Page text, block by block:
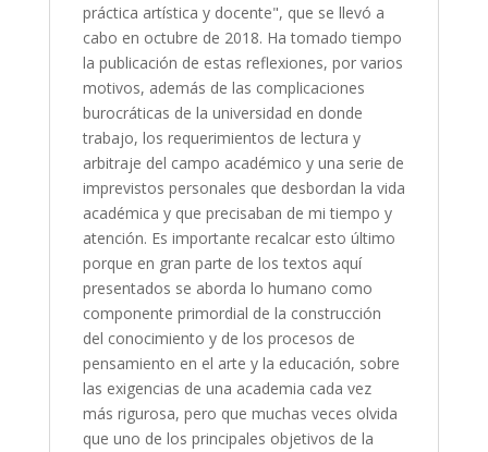
práctica artística y docente", que se llevó a
cabo en octubre de 2018. Ha tomado tiempo
la publicación de estas reflexiones, por varios
motivos, además de las complicaciones
burocráticas de la universidad en donde
trabajo, los requerimientos de lectura y
arbitraje del campo académico y una serie de
imprevistos personales que desbordan la vida
académica y que precisaban de mi tiempo y
atención. Es importante recalcar esto último
porque en gran parte de los textos aquí
presentados se aborda lo humano como
componente primordial de la construcción
del conocimiento y de los procesos de
pensamiento en el arte y la educación, sobre
las exigencias de una academia cada vez
más rigurosa, pero que muchas veces olvida
que uno de los principales objetivos de la